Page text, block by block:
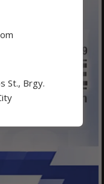
St., Brgy.